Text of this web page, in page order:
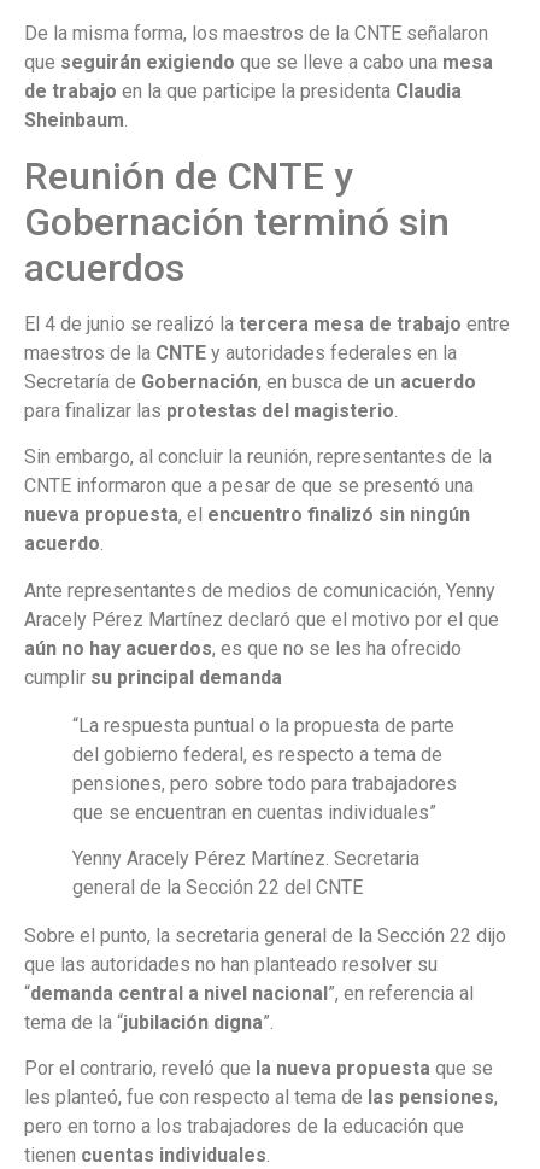
De la misma forma, los maestros de la CNTE señalaron
que seguirán exigiendo que se lleve a cabo una mesa
de trabajo en la que participe la presidenta Claudia
Sheinbaum.
Reunión de CNTE y
Gobernación terminó sin
acuerdos
El 4 de junio se realizó la tercera mesa de trabajo entre
maestros de la CNTE y autoridades federales en la
Secretaría de Gobernación, en busca de un acuerdo
para finalizar las protestas del magisterio
Sin embargo, al concluir la reunión, representantes de la
CNTE informaron que a pesar de que se presentó una
nueva propuesta, el encuentro finalizó sin ningún
acuerdo.
Ante representantes de medios de comunicación, Yenny
Aracely Pérez Martínez declaró que el motivo por el que
aún no hay acuerdos, es que no se les ha ofrecido
cumplir su principal demanda
“La respuesta puntual o la propuesta de parte
del gobierno federal, es respecto a tema de
pensiones, pero sobre todo para trabajadores
que se encuentran en cuentas individuales”
Yenny Aracely Pérez Martínez. Secretaria
general de la Sección 22 del CNTE
Sobre el punto, la secretaria general de la Sección 22 dijo
que las autoridades no han planteado resolver su
“demanda central a nivel nacional”, en referencia al
tema de la “jubilación digna”.
Por el contrario, reveló que la nueva propuesta que se
les planteó, fue con respecto al tema de las pensiones,
pero en torno a los trabajadores de la educación que
tienen cuentas individuales.